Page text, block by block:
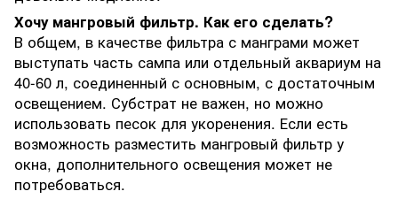
Хочу мангровый фильтр. Как его сделать?
В общем, в качестве фильтра с манграми может
выступать часть сампа или отдельный аквариум на
40-60 л, соединенный с основным, с достаточным
освещением. Субстрат не важен, но можно
использовать песок для укоренения. Если есть
возможность разместить мангровый фильтр у
окна, дополнительного освещения может не
потребоваться.